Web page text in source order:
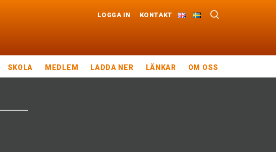
LOGGA IN KONTAKT
SKOLA MEDLEM LADDA NER LÄNKAR OM OSS